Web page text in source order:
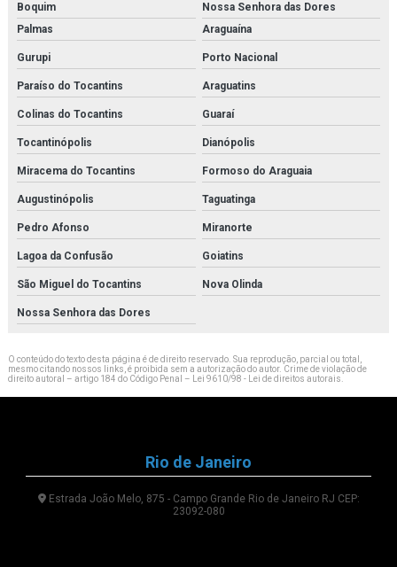
Boquim
Nossa Senhora das Dores
Palmas
Araguaína
Gurupi Porto Nacional
Paraíso do Tocantins Araguatins
Colinas do Tocantins Guaraí
Tocantinópolis Dianópolis
Miracema do Tocantins Formoso do Araguaia
Augustinópolis Taguatinga
Pedro Afonso Miranorte
Lagoa da Confusão Goiatins
São Miguel do Tocantins Nova Olinda
Nossa Senhora das Dores
O conteúdo do texto desta página é de direito reservado. Sua reprodução, parcial ou total,
mesmo citando nossos links, é proibida sem a autorização do autor. Crime de violação de
direito autoral – artigo 184 do Código Penal –
Lei 9610/98 - Lei de direitos autorais
Rio de Janeiro
Estrada João Melo, 875 - Campo Grande Rio de Janeiro RJ CEP:
23092-080